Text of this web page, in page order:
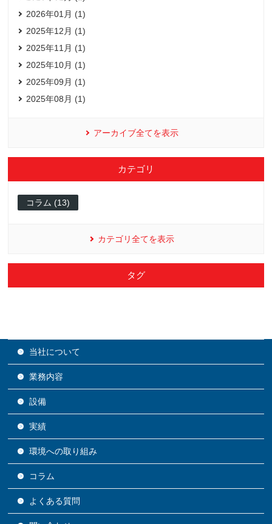
2026年01月 (1)
2025年12月 (1)
2025年11月 (1)
2025年10月 (1)
2025年09月 (1)
2025年08月 (1)
アーカイブ全てを表示
カテゴリ
コラム (13)
カテゴリ全てを表示
タグ
当社について
業務内容
設備
実績
環境への取り組み
コラム
よくある質問